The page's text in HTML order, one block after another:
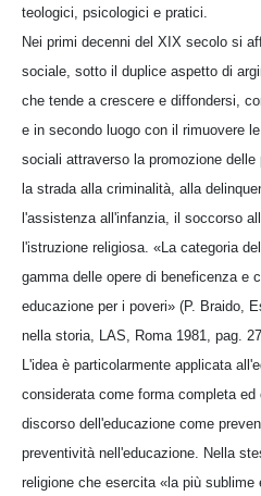
teologici, psicologici e pratici.
Nei primi decenni del XIX secolo si
sociale, sotto il duplice aspetto di
che tende a crescere e diffondersi,
e in secondo luogo con il rimuovere
sociali attraverso la promozione
la strada alla criminalità, alla
l'assistenza all'infanzia, il soccorso
l'istruzione religiosa. «La categoria
gamma delle opere di beneficenza e
educazione per i poveri» (P. Braido,
nella storia, LAS, Roma 1981, pag.
L'idea è particolarmente applicata
considerata come forma completa ed
discorso dell'educazione come
preventività nell'educazione. Nella
religione che esercita «la più sublime